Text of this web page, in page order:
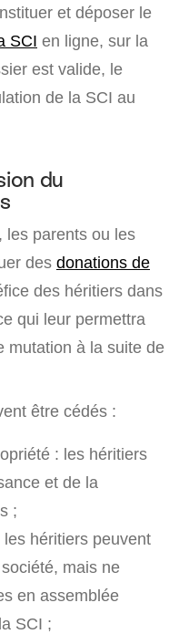
et déposer le
SCI en ligne, sur la
est valide, le
de la SCI au
du
les parents ou les
des donations de
des héritiers dans
qui leur permettra
mutation à la suite de
être cédés :
: les héritiers
et de la
;
héritiers peuvent
mais ne
en assemblée
SCI ;